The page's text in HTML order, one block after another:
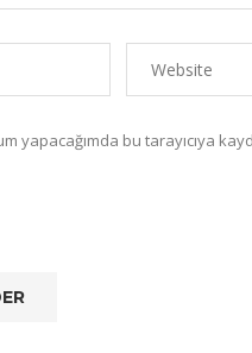
yapacağımda bu tarayıcıya